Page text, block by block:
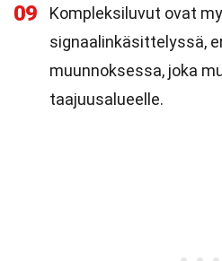
09
Kompleksiluvut ovat
signaalinkäsittelyssä,
muunnoksessa, joka
taajuusalueelle.